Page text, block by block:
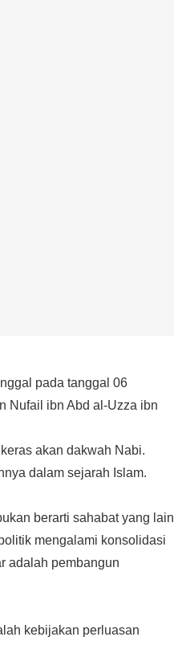
pada tanggal 06
Nufail ibn Abd al-Uzza ibn
akan dakwah Nabi.
dalam sejarah Islam.
berarti sahabat yang lain
mengalami konsolidasi
adalah pembangun
kebijakan perluasan